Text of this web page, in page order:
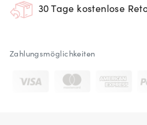
30 Tage kostenlose
Zahlungsmöglichkeiten